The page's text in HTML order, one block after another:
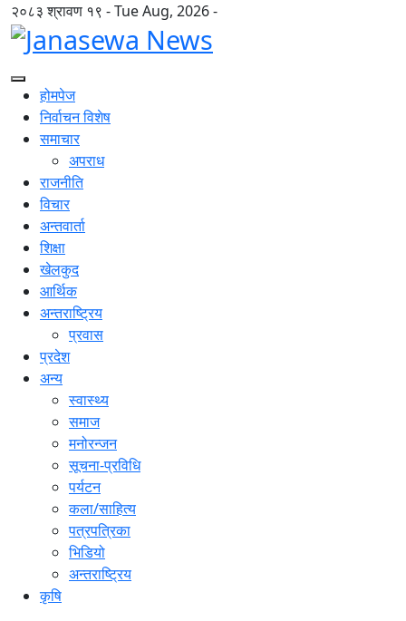
२०८३ श्रावण १९ - Tue Aug, 2026 -
होमपेज
निर्वाचन विशेष
समाचार
अपराध
राजनीति
विचार
अन्तवार्ता
शिक्षा
खेलकुद
आर्थिक
अन्तराष्ट्रिय
प्रवास
प्रदेश
अन्य
स्वास्थ्य
समाज
मनोरन्जन
सूचना-प्रविधि
पर्यटन
कला/साहित्य
पत्रपत्रिका
भिडियो
अन्तराष्ट्रिय
कृषि